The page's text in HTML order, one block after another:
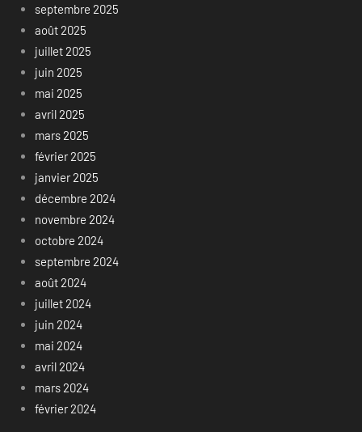
septembre 2025
août 2025
juillet 2025
juin 2025
mai 2025
avril 2025
mars 2025
février 2025
janvier 2025
décembre 2024
novembre 2024
octobre 2024
septembre 2024
août 2024
juillet 2024
juin 2024
mai 2024
avril 2024
mars 2024
février 2024